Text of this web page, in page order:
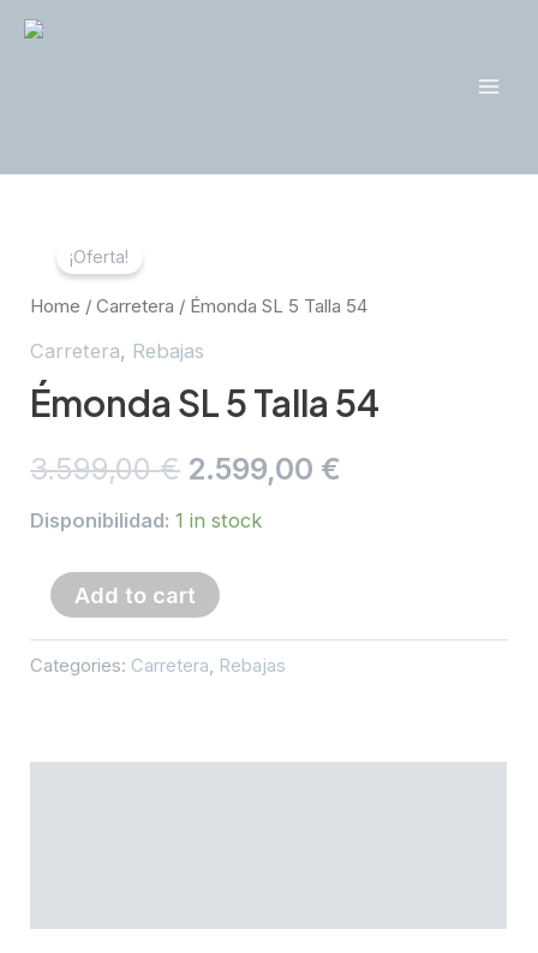
¡Oferta!
Home /Carretera / Émonda SL 5 Talla 54
Carretera, Rebajas
Émonda SL 5 Talla 54
3.599,00€ 2.599,00 €
Disponibilidad: 1 in stock
Émonda
5
Add to cart
Categories: Carretera, Rebajas